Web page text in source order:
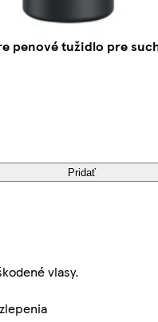
penové tužidlo pre
Pridať
vlasy.